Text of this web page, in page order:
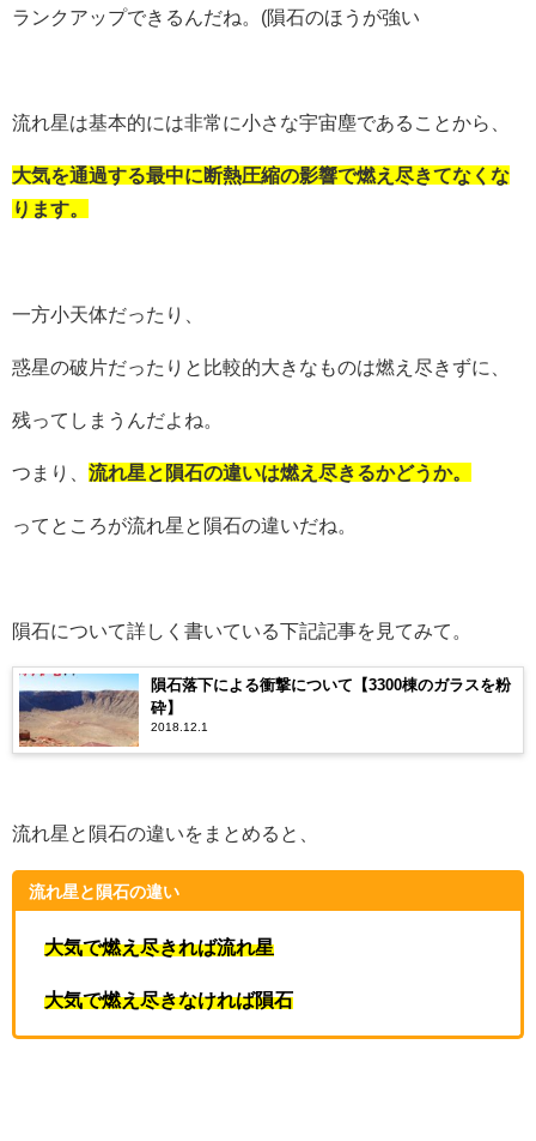
ランクアップできるんだね。(隕石のほうが強い
流れ星は基本的には非常に小さな宇宙塵であることから、
大気を通過する最中に断熱圧縮の影響で燃え尽きてなくな
ります。
一方小天体だったり、
惑星の破片だったりと比較的大きなものは燃え尽きずに、
残ってしまうんだよね。
つまり、 流れ星と隕石の違いは燃え尽きるかどうか。
ってところが流れ星と隕石の違いだね。
隕石について詳しく書いている下記記事を見てみて。
隕石落下による衝撃について【3300棟のガラスを粉
砕】
2018.12.1
流れ星と隕石の違いをまとめると、
流れ星と隕石の違い
大気で燃え尽きれば流れ星
大気で燃え尽きなければ隕石